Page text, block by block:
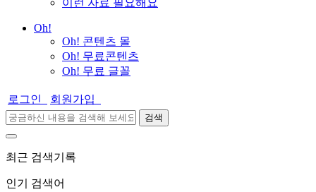
이런 자료 필요해요
Oh!
Oh! 콘텐츠 몰
Oh! 무료콘텐츠
Oh! 무료 글꼴
로그인 회원가입
검색
최근 검색기록
인기 검색어